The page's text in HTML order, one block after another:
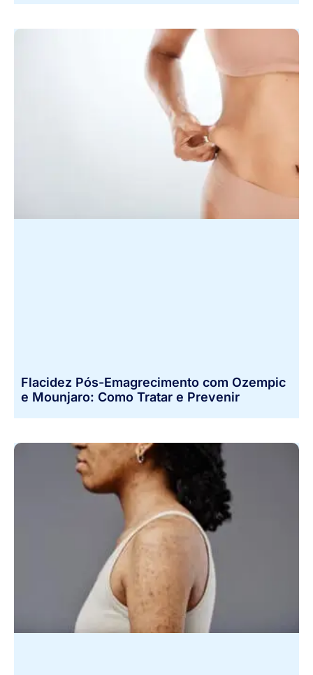
Flacidez Pós-Emagrecimento com Ozempic
e Mounjaro: Como Tratar e Prevenir